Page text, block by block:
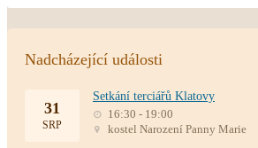
Nadcházející události
31
SRP
Setkání terciářů Klatovy
16:30 - 19:00
kostel Narození Panny Marie